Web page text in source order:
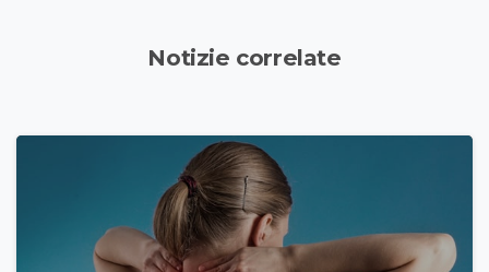
Notizie correlate